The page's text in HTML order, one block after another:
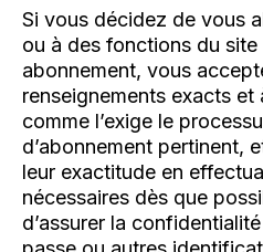
Si vous décidez de vous
ou à des fonctions du
abonnement, vous
renseignements exacts
comme l’exige le
d’abonnement pertinent,
leur exactitude en
nécessaires dès que
d’assurer la